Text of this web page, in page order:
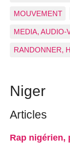
MOUVEMENT
MEDIA, AUDIO-
RANDONNER,
Niger
Articles
Rap nigérien,